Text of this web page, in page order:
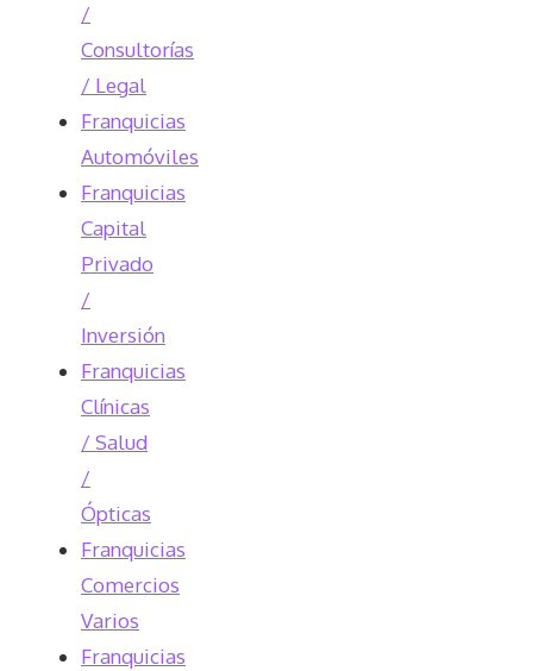
/
Consultorías
/ Legal
Franquicias
Automóviles
Franquicias
Capital
Privado
/
Inversión
Franquicias
Clínicas
/ Salud
/
Ópticas
Franquicias
Comercios
Varios
Franquicias